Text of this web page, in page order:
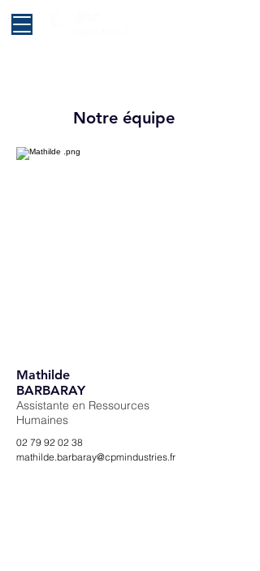
Notre équipe
Mathilde
BARBARAY
Assistante en Ressources
Humaines
02 79 92 02 38
mathilde.barbaray@cpmindustries.fr